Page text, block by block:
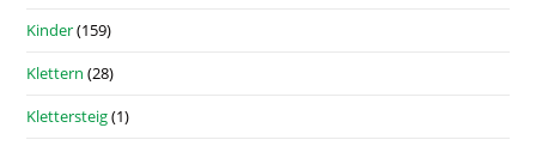
Kinder(159)
Klettern (28)
Klettersteig(1)